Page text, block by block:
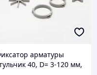
арматуры
40, D= 3-120 мм,